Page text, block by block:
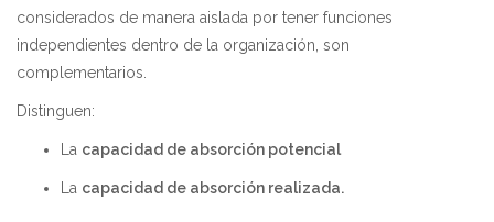
considerados de manera aislada por tener funciones
independientes dentro de la organización, son
complementarios.
Distinguen:
La capacidad de absorción potencial
La capacidad de absorción realizada.